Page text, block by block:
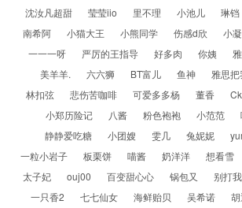
沈汝凡超甜
莹莹iio 里不理 小池儿 琳铛
南希阿
小猫大王 小熊同学 伤感d欣 小凝
一一一呀
严厉的王指导 好多肉 你姨
美羊羊.
六六狮 BT富儿 鱼神 雅思把
林扣弦
悲伤苦咖啡 可爱多多杨 董香 Ck
小郑历险记
八酱 粉色袍袍 小范范
静静爱吃糖
小团嫂 雯几 兔妮妮
一粒小岩子
板栗饼 喵酱 奶洋洋 想看雪
太子妃
ouj00 百变甜心心 锅包又 别打我
一只香2
七七仙女 海鲜贻贝 吴希诺